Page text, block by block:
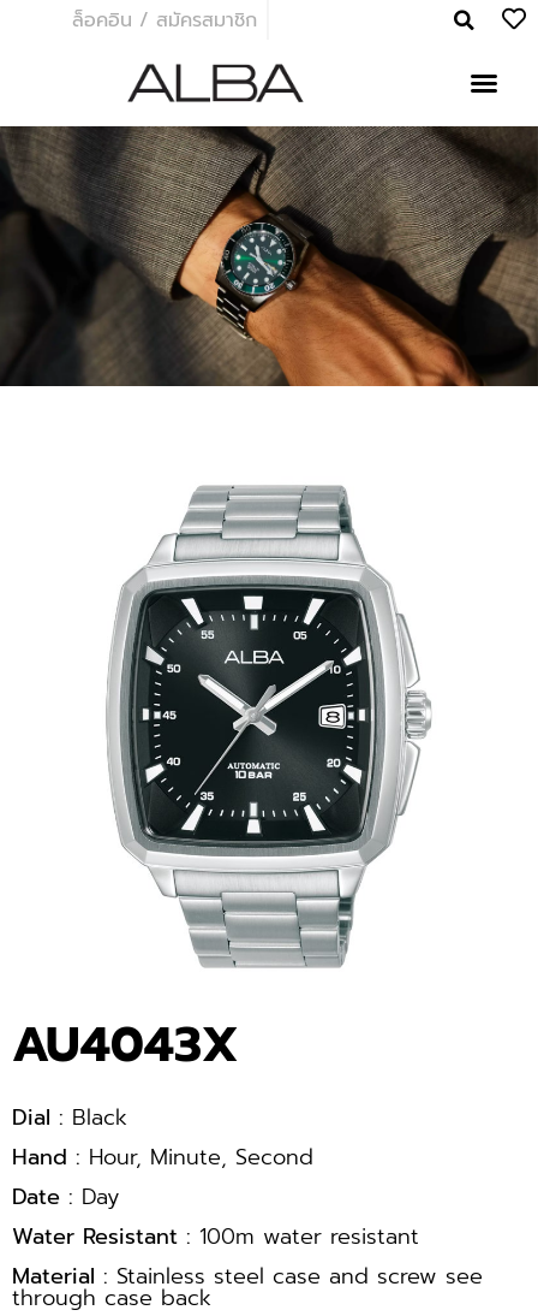
ล็อคอิน / สมัครสมาชิก
AU4043X
Dial : Black
Hand : Hour, Minute, Second
Date : Day
Water Resistant : 100m water resistant
Material : Stainless steel case and screw see
through case back